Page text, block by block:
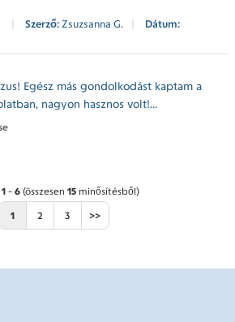
Szerző: Zsuzsanna G.
Dátum:
Egész más gondolkodást kaptam a
nagyon hasznos volt!...
1 - 6 (összesen 15 minősítésből)
1 2 3 >>